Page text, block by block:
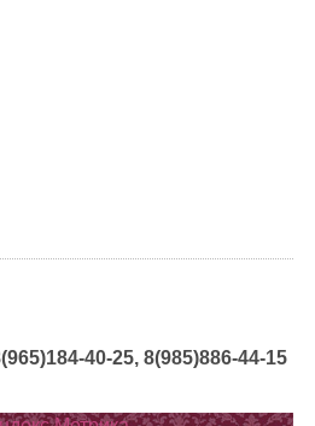
40-25, 8(985)886-44-15